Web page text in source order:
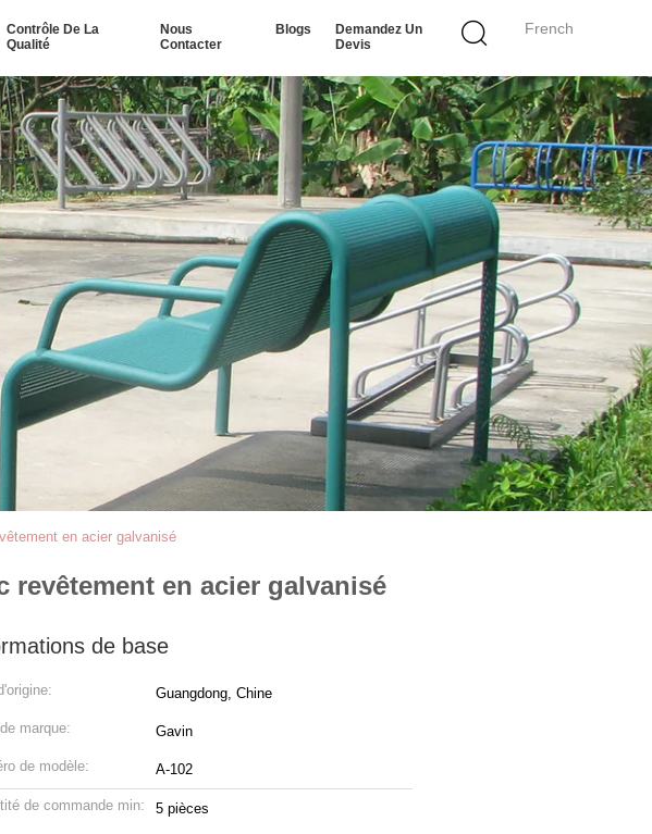
French
Contrôle De La
Qualité
Nous
Contacter
Blogs
Demandez Un
Devis
en acier galvanisé
revêtement en acier galvanisé
de base
Guangdong, Chine
marque: Gavin
de modèle: A-102
de commande min: 5 pièces